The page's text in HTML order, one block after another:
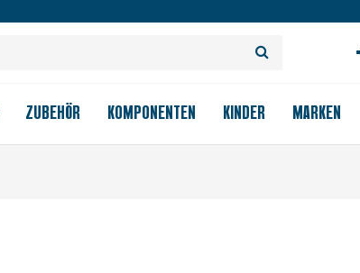
ZUBEHÖR KOMPONENTEN KINDER MARKEN